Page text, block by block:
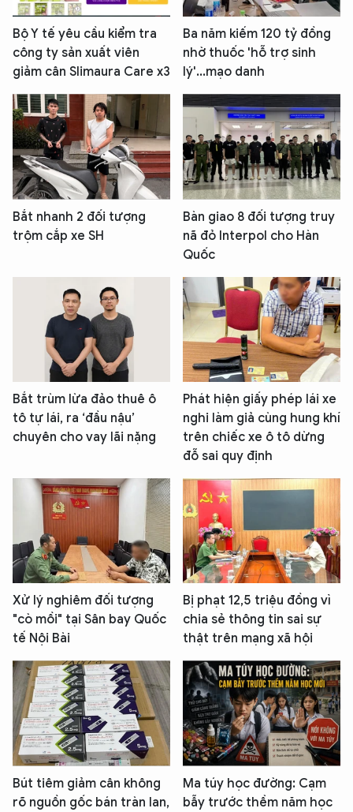
Bộ Y tế yêu cầu kiểm tra
công ty sản xuất viên
giảm cân Slimaura Care x3
Ba năm kiếm 120 tỷ đồng
nhờ thuốc 'hỗ trợ sinh
lý'...mạo danh
Bắt nhanh 2 đối tượng
trộm cắp xe SH
Bàn giao 8 đối tượng truy
nã đỏ Interpol cho Hàn
Quốc
Bắt trùm lừa đảo thuê ô
tô tự lái, ra ‘đầu nậu’
chuyên cho vay lãi nặng
Phát hiện giấy phép lái xe
nghi làm giả cùng hung khí
trên chiếc xe ô tô dừng
đỗ sai quy định
Xử lý nghiêm đối tượng
"cò mồi" tại Sân bay Quốc
tế Nội Bài
Bị phạt 12,5 triệu đồng vì
chia sẻ thông tin sai sự
thật trên mạng xã hội
Bút tiêm giảm cân không
rõ nguồn gốc bán tràn lan,
Ma túy học đường: Cạm
bẫy trước thềm năm học